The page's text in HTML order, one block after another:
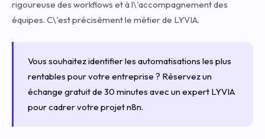
rigoureuse des workflows et à l\'accompagnement des
équipes. C\'est précisément le métier de LYVIA.
Vous souhaitez identifier les automatisations les plus
rentables pour votre entreprise ? Réservez un
échange gratuit de 30 minutes avec un expert LYVIA
pour cadrer votre projet n8n.